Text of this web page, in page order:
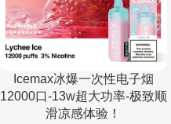
Icemax冰爆一次性电子烟
12000口-13w超大功率-极致顺
滑凉感体验！